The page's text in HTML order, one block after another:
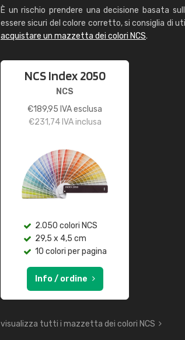
È un rischio prendere una decisione basata
essere sicuri del colore corretto, si consiglia di
acquistare un mazzetta dei colori NCS.
NCS Index 2050
NCS
€189,95 IVA esclusa
€231,74IVA inclusa
2.050 colori NCS
29,5 x 4,5 cm
10 colori per pagina
Info / ordine
visualizza tutti i mazzetta dei colori NCS